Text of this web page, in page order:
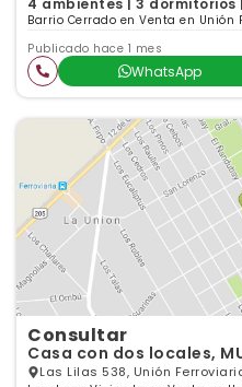
4 ambientes | 3 dormitorios
Barrio Cerrado en Venta en Unión
Publicado hace 1 mes
WhatsApp
Consultar
Casa con dos locales,
Las Lilas 538, Unión